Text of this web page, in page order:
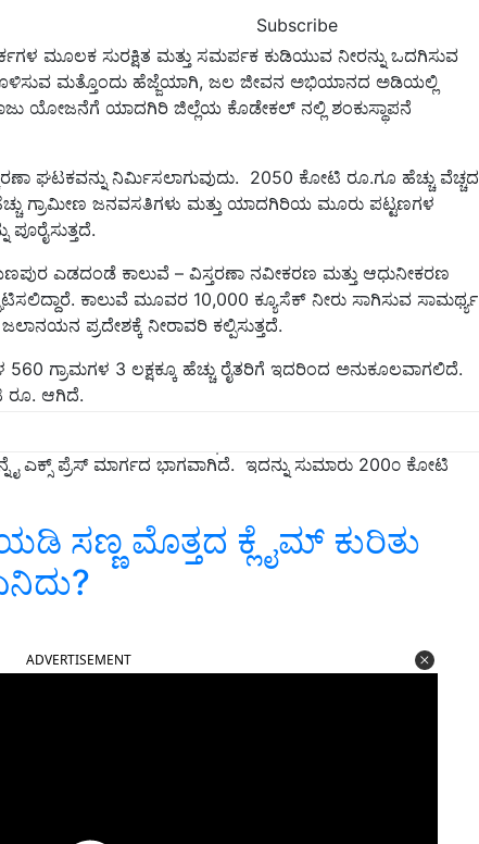
Subscribe
ಮೂಲಕ ಸುರಕ್ಷಿತ ಮತ್ತು ಸಮರ್ಪಕ ಕುಡಿಯುವ ನೀರನ್ನು ಒದಗಿಸುವ
ಮತ್ತೊಂದು ಹೆಜ್ಜೆಯಾಗಿ, ಜಲ ಜೀವನ ಅಭಿಯಾನದ ಅಡಿಯಲ್ಲಿ
ಯೋಜನೆಗೆ ಯಾದಗಿರಿ ಜಿಲ್ಲೆಯ ಕೊಡೇಕಲ್ ನಲ್ಲಿ ಶಂಕುಸ್ಥಾಪನೆ
ಘಟಕವನ್ನು ನಿರ್ಮಿಸಲಾಗುವುದು. 2050 ಕೋಟಿ ರೂ.ಗೂ ಹೆಚ್ಚು ವೆಚ್ಚದ
ಗ್ರಾಮೀಣ ಜನವಸತಿಗಳು ಮತ್ತು ಯಾದಗಿರಿಯ ಮೂರು ಪಟ್ಟಣಗಳ
ಎಡದಂಡೆ ಕಾಲುವೆ – ವಿಸ್ತರಣಾ ನವೀಕರಣ ಮತ್ತು ಆಧುನೀಕರಣ
ಕಾಲುವೆ ಮೂವರ 10,000 ಕ್ಯೂಸೆಕ್ ನೀರು ಸಾಗಿಸುವ ಸಾಮರ್ಥ್ಯ
ಪ್ರದೇಶಕ್ಕೆ ನೀರಾವರಿ ಕಲ್ಪಿಸುತ್ತದೆ.
ಗ್ರಾಮಗಳ 3 ಲಕ್ಷಕ್ಕೂ ಹೆಚ್ಚು ರೈತರಿಗೆ ಇದರಿಂದ ಅನುಕೂಲವಾಗಲಿದೆ.
ರೂ. ಆಗಿದೆ.
ಪ್ರಧಾನಮಂತ್ರಿಯವರು ಶಂಕುಸ್ಥಾಪನೆ ನೆರವೇರಿಸಲಿದ್ದಾರೆ. ಈ ಷಟ್ಪಥದ
ಪ್ರೆಸ್ ಮಾರ್ಗದ ಭಾಗವಾಗಿದೆ. ಇದನ್ನು ಸುಮಾರು 200೦ ಕೋಟಿ
ಮೊತ್ತದ ಕ್ಲೈಮ್‌ ಕುರಿತು